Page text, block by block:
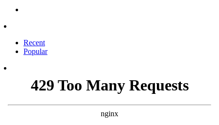
Recent
Popular